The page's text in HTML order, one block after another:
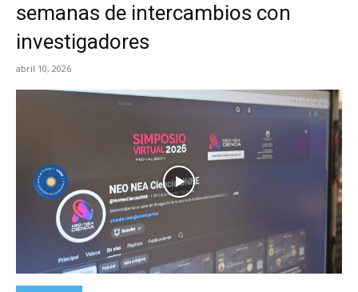
semanas de intercambios con
investigadores
abril 10, 2026